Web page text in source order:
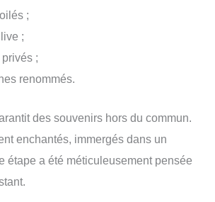
;
;
;
renommés.
des souvenirs hors du commun.
enchantés, immergés dans un
étape a été méticuleusement pensée